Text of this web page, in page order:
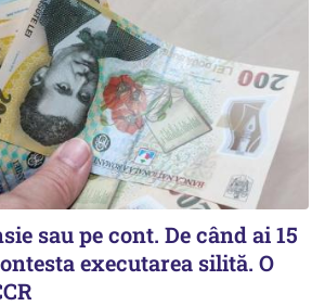
sau pe cont. De când ai 15
executarea silită. O